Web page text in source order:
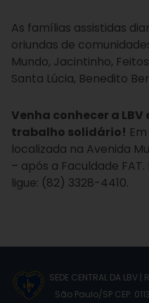
As famílias assistidas
oriundas de
Mundo, Jacintinho,
Santa Lúcia, Benedito
Venha conhecer a
trabalho solidário!
localizada na Avenida
– após a Faculdade
ligue: (82) 3328-4410.
SEDE CENTRAL DA
São Paulo/SP CEP: